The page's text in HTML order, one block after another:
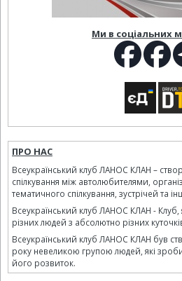
Ми в соціальних
ПРО НАС
Всеукраїнський клуб ЛАНОС КЛАН –
спілкування між автолюбителями,
тематичного спілкування, зустрічей та
Всеукраїнський клуб ЛАНОС КЛАН -
різних людей з абсолютно різних
Всеукраїнський клуб ЛАНОС КЛАН був
року невеликою групою людей, які
його розвиток.